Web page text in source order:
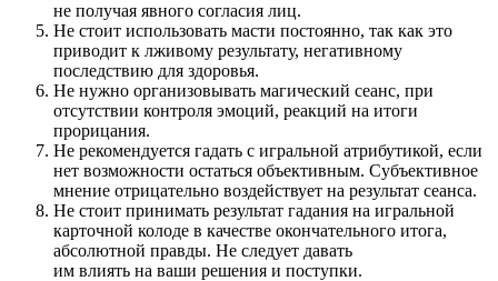
не получая явного согласия лиц.
Не стоит использовать масти постоянно, так как это
приводит к лживому результату, негативному
последствию для здоровья.
Не нужно организовывать магический сеанс, при
отсутствии контроля эмоций, реакций на итоги
прорицания.
Не рекомендуется гадать с игральной атрибутикой, если
нет возможности остаться объективным. Субъективное
мнение отрицательно воздействует на результат сеанса.
Не стоит принимать результат гадания на игральной
карточной колоде в качестве окончательного итога,
абсолютной правды. Не следует давать
им влиять на ваши решения и поступки.